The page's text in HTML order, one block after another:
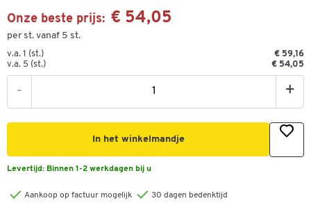
Onze beste prijs: € 54,05
per st. vanaf 5 st.
v.a. 1 (st.)
€ 59,16
v.a. 5 (st.)
€ 54,05
- +
In het winkelmandje
Levertijd: Binnen 1-2 werkdagen bij u
Aankoop op factuur mogelijk
30 dagen bedenktijd